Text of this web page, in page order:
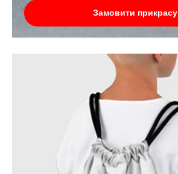
Замовити прикрасу